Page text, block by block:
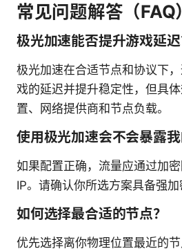
常见问题解答（FAQ）
极光加速能否提升游戏延迟
极光加速在合适节点和协议下
戏的延迟并提升稳定性，但具
置、网络提供商和节点负载。
使用极光加速会不会暴露我
如果配置正确，流量应通过加
IP。请确认你所选方案具备强加
如何选择最合适的节点？
优先选择离你物理位置最近的